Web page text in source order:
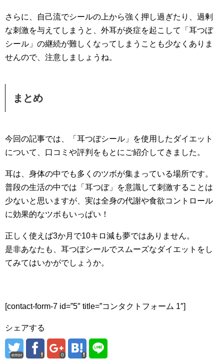
さらに、自己流でシールの上から強く押し過ぎたり、過剰
な刺激を与えてしまうと、外耳が炎症を起こして「耳つぼ
シール」の継続が難しくなってしまうことも少なくありま
せんので、注意しましょうね。
まとめ
今回の記事では、「耳つぼシール」を使用したダイエット
について、口コミや評判をもとにご紹介してきました。
耳は、身体の中でも多くのツボが集まっている場所です。
普段の生活の中では「耳つぼ」を意識して刺激することは
少ないと思いますが、実は全身の代謝や食欲コントロール
に効果的なツボもいっぱい！
正しく使えば3か月で10キロ減も夢ではありません。
是非あなたも、耳つぼシールでスムーズなダイエットをし
てみてはいかがでしょうか。
[contact-form-7 id=”5″ title=”コンタクトフォーム 1″]
シェアする
error 0